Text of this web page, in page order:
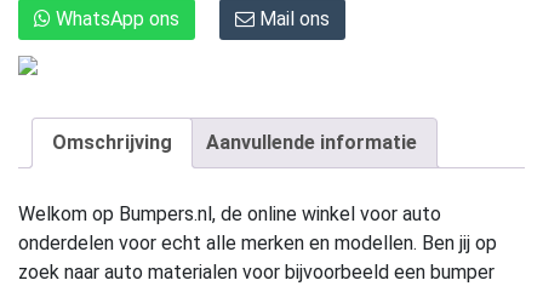
WhatsApp ons Mail ons
Omschrijving Aanvullende informatie
Welkom op Bumpers.nl, de online winkel voor auto
onderdelen voor echt alle merken en modellen. Ben jij op
zoek naar auto materialen voor bijvoorbeeld een bumper